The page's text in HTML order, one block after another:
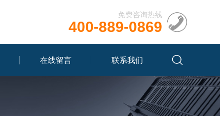
免费咨询热线
400-889-0869
在线留言 联系我们